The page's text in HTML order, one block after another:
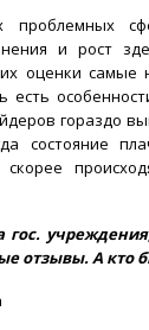
и рост
оценки самые
есть
гораздо
состояние
гос.
отзывы. А кто